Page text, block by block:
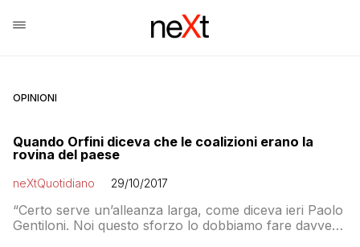
OPINIONI
Quando Orfini diceva che le coalizioni erano la
rovina del paese
neXtQuotidiano 29/10/2017
“Certo serve un’alleanza larga, come diceva ieri Paolo
Gentiloni. Noi questo sforzo lo dobbiamo fare davvero